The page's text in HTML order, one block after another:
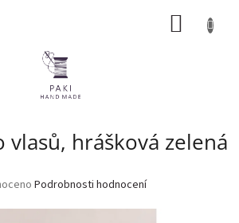
vlasů, hrášková zelená
Podrobnosti hodnocení